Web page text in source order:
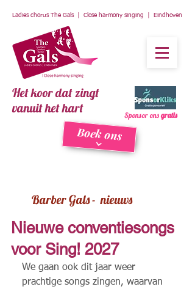
Ladies chorus The Gals | Close harmony singing | Eindhoven
Het koor dat zingt
vanuit het hart
Sponsor ons gratis
Boek ons
Barber Gals - nieuws
Nieuwe conventiesongs
voor Sing! 2027
We gaan ook dit jaar weer
prachtige songs zingen, waarvan